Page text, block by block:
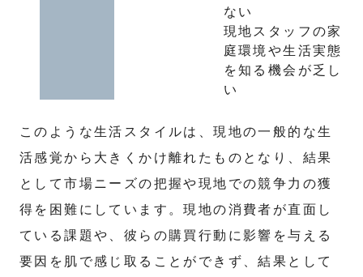
ない
現地スタッフの家
庭環境や生活実態
を知る機会が乏し
い
このような生活スタイルは、現地の一般的な生
活感覚から大きくかけ離れたものとなり、結果
として市場ニーズの把握や現地での競争力の獲
得を困難にしています。現地の消費者が直面し
ている課題や、彼らの購買行動に影響を与える
要因を肌で感じ取ることができず、結果として